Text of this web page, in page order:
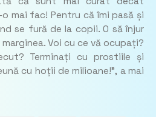
o mai fac! Pentru că îmi pasă și
se fură de la copii. O să înjur
Voi cu ce vă ocupați?
Terminați cu prostiile și
cu hoții de milioane!”, a mai